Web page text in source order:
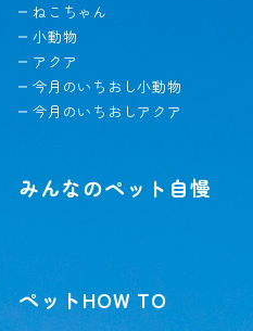
ねこちゃん
小動物
アクア
今月のいちおし小動物
今月のいちおしアクア
みんなのペット自慢
ペットHOW TO